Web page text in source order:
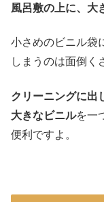
風呂敷の上に、大
小さめのビニル袋
しまうのは面倒く
クリーニングに出
大きなビニルを一
便利ですよ。